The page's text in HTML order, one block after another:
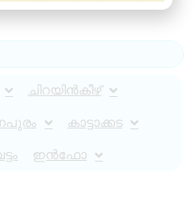
ചിറയിൻകീഴ്
കാട്ടാക്കട
ഇൻഫോ